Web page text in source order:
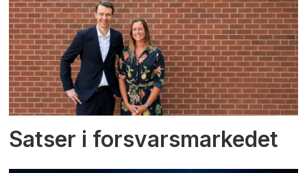
Satser i forsvarsmarkedet